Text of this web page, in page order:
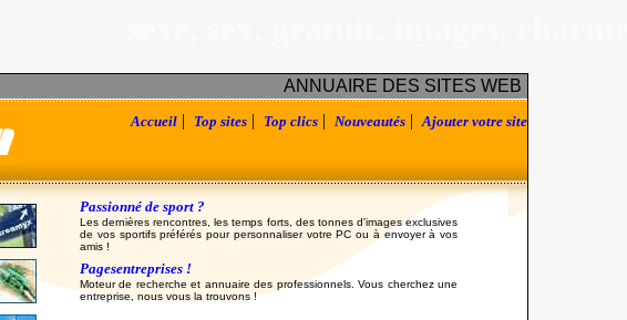
ANNUAIRE DES SITES WEB
Accueil | Top sites | Top clics | Nouveautés |Ajouter votre site
Passionné de sport ?
Les dernières rencontres, les temps forts, des tonnes d'images exclusives
de vos sportifs préférés pour personnaliser votre PC ou à envoyer à vos
amis !
Pagesentreprises !
Moteur de recherche et annuaire des professionnels. Vous cherchez une
entreprise, nous vous la trouvons !